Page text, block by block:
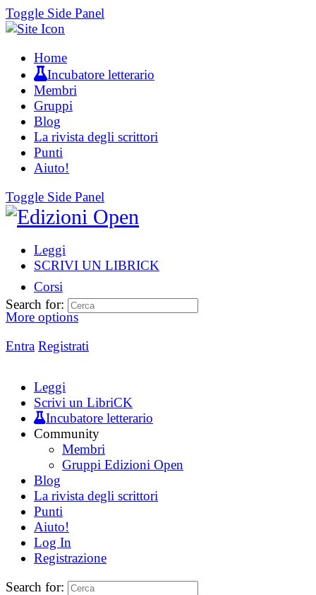
Toggle Side Panel
Home
Incubatore letterario
Membri
Gruppi
Blog
La rivista degli scrittori
Punti
Aiuto!
Toggle Side Panel
Leggi
SCRIVI UN LIBRICK
Corsi
More options
Entra Registrati
Search for:
Leggi
Scrivi un LibriCK
Incubatore letterario
Community
Membri
Gruppi Edizioni Open
Blog
La rivista degli scrittori
Punti
Aiuto!
Log In
Registrazione
Search for: